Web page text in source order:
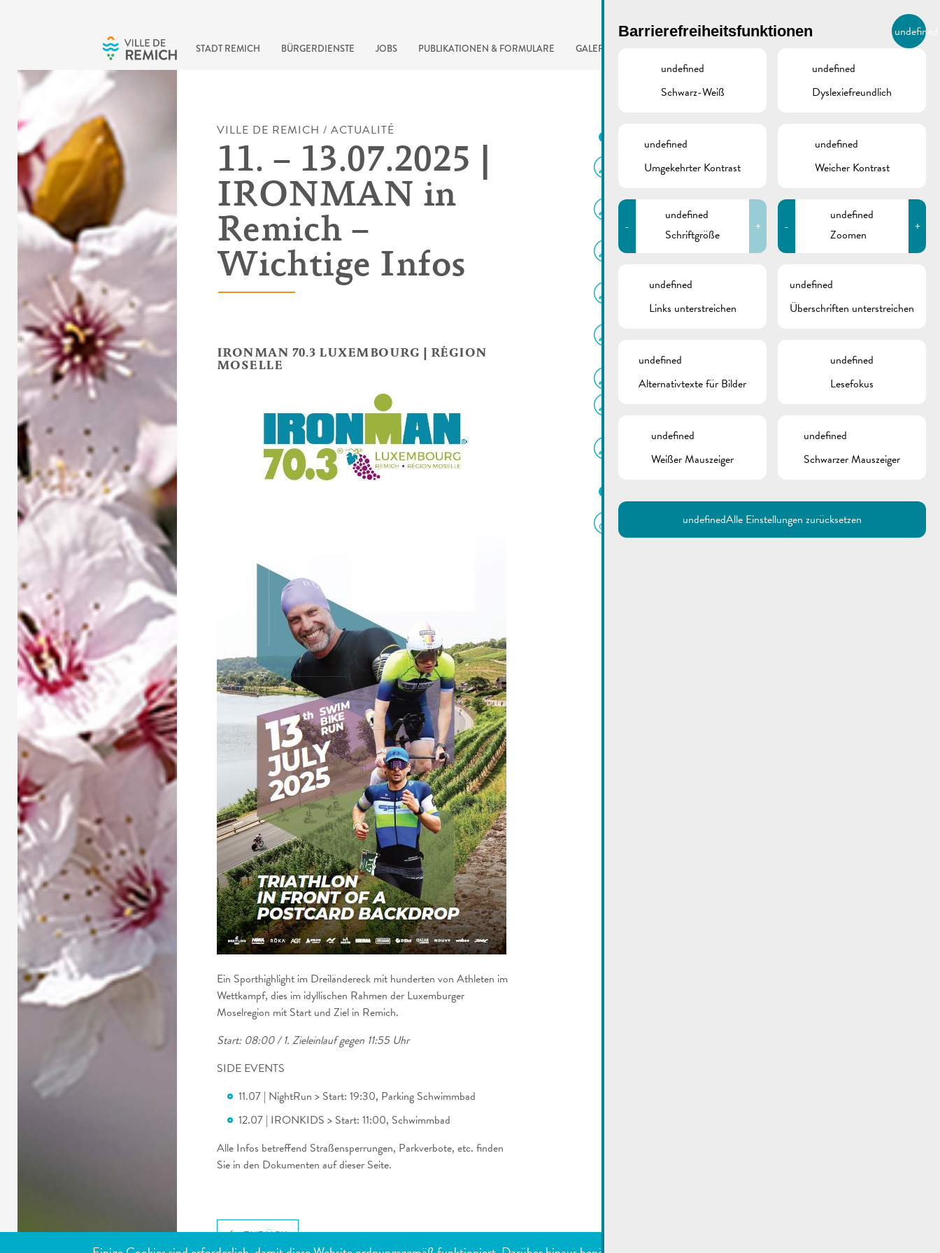
STADT REMICH BÜRGERDIENSTE JOBS PUBLIKATIONEN & FORMULARE GALERIE DE
BIERGER.REMICH.LU
VILLE DE REMICH / ACTUALITÉ
11. – 13.07.2025 |
IRONMAN in
Remich –
Wichtige Infos
IRONMAN 70.3 LUXEMBOURG | RÉGION
MOSELLE
Ein Sporthighlight im Dreiländereck mit hunderten von Athleten im
Wettkampf, dies im idyllischen Rahmen der Luxemburger
Moselregion mit Start und Ziel in Remich.
Start: 08:00 / 1. Zieleinlauf gegen 11:55 Uhr
SIDE EVENTS
11.07 | NightRun > Start: 19:30, Parking Schwimmbad
12.07 | IRONKIDS > Start: 11:00, Schwimmbad
Alle Infos betreffend Straßensperrungen, Parkverbote, etc. finden
Sie in den Dokumenten auf dieser Seite.
ZURÜCK
DOKUMENTE
Ironman 2025 |
Ironman 2025 | Plan
course à pied
Ironman 2025 | Fahrplan
Verkehr
Ironman 2025 | Radstrecke
Ironman 70.3 Luxembourg
automatisierte Suchmaschine
Barrierefreiheitsfunktionen undefined
undefined
Schwarz-Weiß
undefined
Dyslexiefreundlich
undefined
Umgekehrter Kontrast
undefined
Weicher Kontrast
-
undefined
Schriftgröße
+ -
undefined
Zoomen
+
undefined
Links unterstreichen
undefined
Überschriften unterstreichen
undefined
Alternativtexte für Bilder
undefined
Lesefokus
undefined
Weißer Mauszeiger
undefined
Schwarzer Mauszeiger
undefinedAlle Einstellungen zurücksetzen